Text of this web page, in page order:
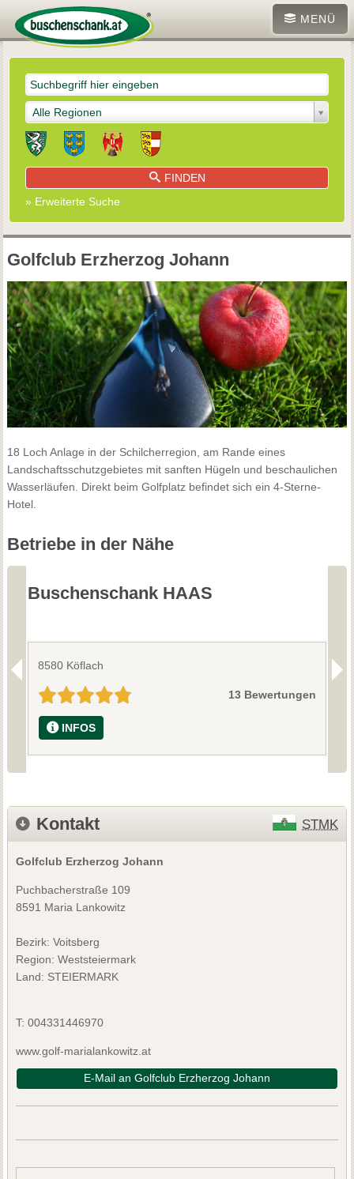
MENÜ
Alle Regionen
FINDEN
» Erweiterte Suche
Golfclub Erzherzog Johann
18 Loch Anlage in der Schilcherregion, am Rande eines
Landschaftsschutzgebietes mit sanften Hügeln und beschaulichen
Wasserläufen. Direkt beim Golfplatz befindet sich ein 4-Sterne-
Hotel.
Betriebe in der Nähe
Buschenschank HAAS
8580 Köflach
13 Bewertungen
INFOS
Kontakt STMK
Golfclub Erzherzog Johann
Puchbacherstraße 109
8591 Maria Lankowitz
Bezirk: Voitsberg
Region: Weststeiermark
Land: STEIERMARK
T: 004331446970
www.golf-marialankowitz.at
E-Mail an Golfclub Erzherzog Johann